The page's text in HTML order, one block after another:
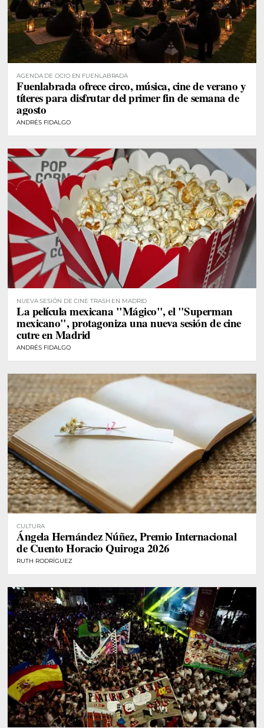
AGENDA DE OCIO EN FUENLABRADA
Fuenlabrada ofrece circo, música, cine de verano y
títeres para disfrutar del primer fin de semana de
agosto
ANDRÉS FIDALGO
NUEVA SESIÓN DE CINE TRASH EN MADRID
La película mexicana "Mágico", el "Superman
mexicano", protagoniza una nueva sesión de cine
cutre en Madrid
ANDRÉS FIDALGO
CULTURA
Ángela Hernández Núñez, Premio Internacional
de Cuento Horacio Quiroga 2026
RUTH RODRÍGUEZ